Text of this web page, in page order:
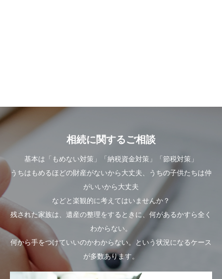
相続に関するご相談
基本は「もめない対策」「納税資金対策」「節税対策」
うちはもめるほどの財産がないから大丈夫、うちの子供たちは仲
がいいから大丈夫
などと楽観的に考えてはいませんか？
残された家族は、遺産の整理をするときに、何があるかすら全く
わからない。
何から手をつけていいのかわからない。という状況になるケース
が多数あります。